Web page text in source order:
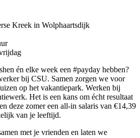
Kreek in Wolphaartsdijk
én elke week een #payday hebben?
bij CSU. Samen zorgen we voor
op het vakantiepark. Werken bij
Het is een kans om écht resultaat
deze zomer een all-in salaris van €14,39
van je leeftijd.
met je vrienden en laten we